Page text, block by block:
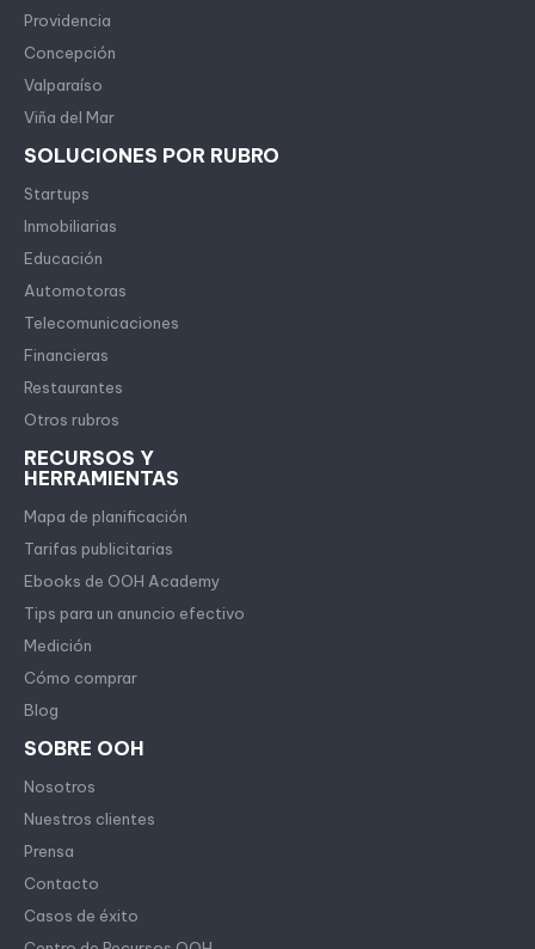
Providencia
Concepción
Valparaíso
Viña del Mar
SOLUCIONES POR RUBRO
Startups
Inmobiliarias
Educación
Automotoras
Telecomunicaciones
Financieras
Restaurantes
Otros rubros
RECURSOS Y
HERRAMIENTAS
Mapa de planificación
Tarifas publicitarias
Ebooks de OOH Academy
Tips para un anuncio efectivo
Medición
Cómo comprar
Blog
SOBRE OOH
Nosotros
Nuestros clientes
Prensa
Contacto
Casos de éxito